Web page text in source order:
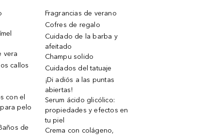
vera
callos
con el
pelo
de
Fragrancias de verano
Cofres de regalo
Cuidado de la barba y
afeitado
Champu solido
Cuidados del tatuaje
¡Di adiós a las puntas
abiertas!
Serum ácido glicólico:
propiedades y efectos en
tu piel
Crema con colágeno,